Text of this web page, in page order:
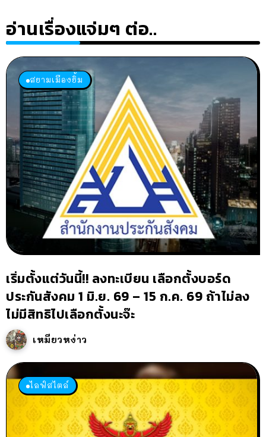
อ่านเรื่องแจ่มๆ ต่อ..
สยามเมืองยิ้ม
เริ่มตั้งแต่วันนี้!! ลงทะเบียน เลือกตั้งบอร์ด
ประกันสังคม 1 มิ.ย. 69 – 15 ก.ค. 69 ถ้าไม่ลง
ไม่มีสิทธิไปเลือกตั้งนะจ๊ะ
เหมียวหง่าว
ไลฟ์สไตล์